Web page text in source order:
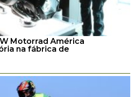
Motorrad América
na fábrica de